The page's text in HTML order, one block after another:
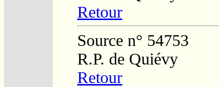
Retour
Source n° 54753
R.P. de Quiévy
Retour